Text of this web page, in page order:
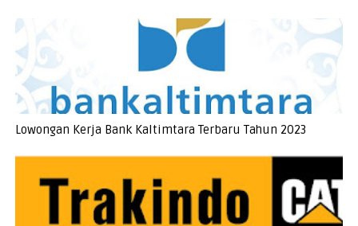
Lowongan Kerja Bank Kaltimtara Terbaru Tahun 2023